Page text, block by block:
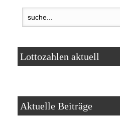
Lottozahlen aktuell
Aktuelle Beiträge